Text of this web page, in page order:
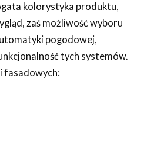
kolorystyka produktu,
zaś możliwość wyboru
pogodowej,
tych systemów.
fasadowych: